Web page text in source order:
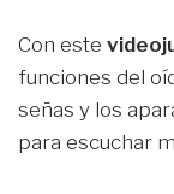
Con este
funciones del
señas y los
para escuchar